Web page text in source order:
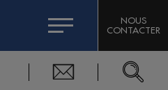
DE L'EXPERT
MACHINERY
DOMAINES SKIABLES
DU MONT-BLANC
NOUS
CONTACTER